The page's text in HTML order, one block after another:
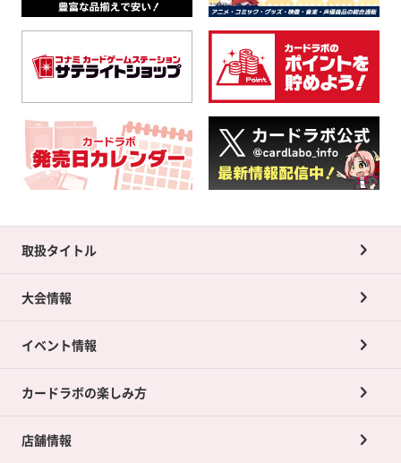
取扱タイトル
大会情報
イベント情報
カードラボの楽しみ方
店舗情報